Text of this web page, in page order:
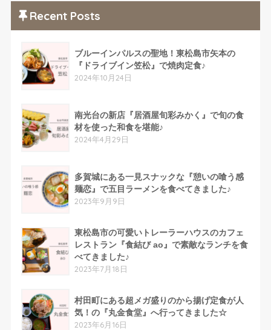
Recent Posts
ブルーインパルスの聖地！東松島市矢本の
『ドライブイン笠松』で焼肉定食♪
2024年10月24日
南光台の新店『居酒屋旬彩みかく』で旬の食
材を使った和食を堪能♪
2024年4月29日
多賀城にある一見スナックな『憩いの喰う感
麺恋』で五目ラーメンを食べてきました♪
2023年9月9日
東松島市の可愛いトレーラーハウスのカフェ
レストラン『食結び ao』で素敵なランチを食
べてきました♪
2023年7月18日
村田町にある超メガ盛りのから揚げ定食が人
気！の『丸金食堂』へ行ってきました☆
2023年6月16日